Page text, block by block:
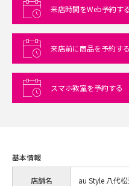
来店時間をWeb予約する
来店前に商品を予約する
スマホ教室を予約する
基本情報
店舗名 au Style 八代